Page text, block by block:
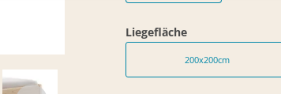
Liegefläche
200x200cm